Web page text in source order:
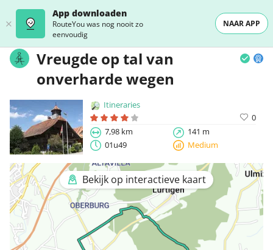
App downloaden
RouteYou was nog nooit zo
eenvoudig
NAAR APP
Vreugde op tal van
onverharde wegen
Itineraries
0
7,98 km
141 m
01u49
Medium
Bekijk op interactieve kaart